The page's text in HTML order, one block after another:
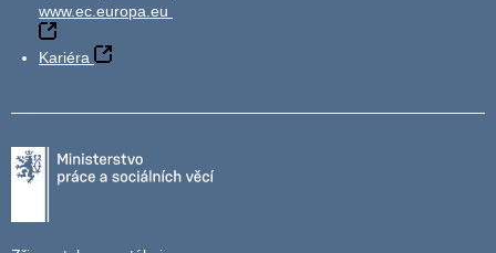
www.ec.europa.eu
Kariéra